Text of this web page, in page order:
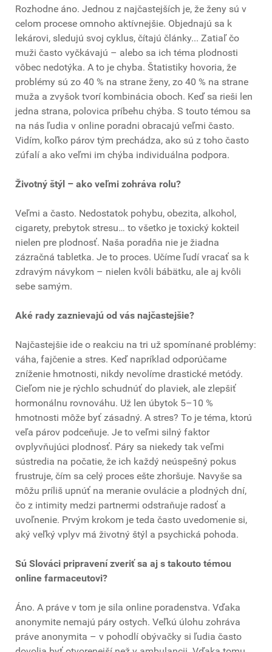
Rozhodne áno. Jednou z najčastejších je, že ženy sú v
celom procese omnoho aktívnejšie. Objednajú sa k
lekárovi, sledujú svoj cyklus, čítajú články... Zatiaľ čo
muži často vyčkávajú – alebo sa ich téma plodnosti
vôbec nedotýka. A to je chyba. Štatistiky hovoria, že
problémy sú zo 40 % na strane ženy, zo 40 % na strane
muža a zvyšok tvorí kombinácia oboch. Keď sa rieši len
jedna strana, polovica príbehu chýba. S touto témou sa
na nás ľudia v online poradni obracajú veľmi často.
Vidím, koľko párov tým prechádza, ako sú z toho často
zúfalí a ako veľmi im chýba individuálna podpora.
Životný štýl – ako veľmi zohráva rolu?
Veľmi a často. Nedostatok pohybu, obezita, alkohol,
cigarety, prebytok stresu… to všetko je toxický kokteil
nielen pre plodnosť. Naša poradňa nie je žiadna
zázračná tabletka. Je to proces. Učíme ľudí vracať sa k
zdravým návykom – nielen kvôli bábätku, ale aj kvôli
sebe samým.
Aké rady zaznievajú od vás najčastejšie?
Najčastejšie ide o reakciu na tri už spomínané problémy:
váha, fajčenie a stres. Keď napríklad odporúčame
zníženie hmotnosti, nikdy nevolíme drastické metódy.
Cieľom nie je rýchlo schudnúť do plaviek, ale zlepšiť
hormonálnu rovnováhu. Už len úbytok 5–10 %
hmotnosti môže byť zásadný. A stres? To je téma, ktorú
veľa párov podceňuje. Je to veľmi silný faktor
ovplyvňujúci plodnosť. Páry sa niekedy tak veľmi
sústredia na počatie, že ich každý neúspešný pokus
frustruje, čím sa celý proces ešte zhoršuje. Navyše sa
môžu príliš upnúť na meranie ovulácie a plodných dní,
čo z intimity medzi partnermi odstraňuje radosť a
uvoľnenie. Prvým krokom je teda často uvedomenie si,
aký veľký vplyv má životný štýl a psychická pohoda.
Sú Slováci pripravení zveriť sa aj s takouto témou
online farmaceutovi?
Áno. A práve v tom je sila online poradenstva. Vďaka
anonymite nemajú páry ostych. Veľkú úlohu zohráva
práve anonymita – v pohodlí obývačky si ľudia často